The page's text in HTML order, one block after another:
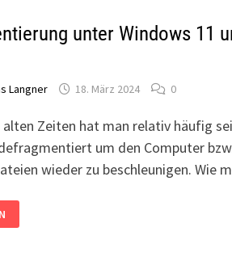
unter Windows 11
Langner 18. März 2024 0
alten Zeiten hat man relativ häufig
um den Computer
wieder zu beschleunigen. Wie